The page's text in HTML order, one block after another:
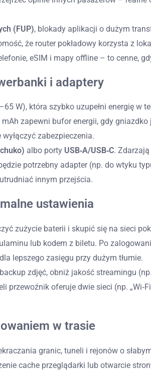
(FUP), blokady aplikacji o dużym
że router pokładowy korzysta z
eSIM i mapy offline – to cenne,
i adaptery
W), która szybko uzupełni energię w
zapewni bufor energii, gdy
zabezpieczenia.
albo porty USB‑A/USB‑C.
potrzebny adapter (np. do wtyku
innym przejścia.
ustawienia
zużycie baterii i skupić się na sieci
lub kodem z biletu. Po
lepszego zasięgu przy dużym tłumie.
zdjęć, obniż jakość streamingu
oferuje dwie sieci (np.
w trasie
granic, tuneli i rejonów o
cache przeglądarki lub otwarcie